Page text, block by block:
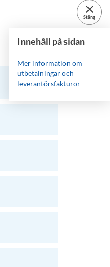
close
Stäng
Innehåll på sidan
Mer information om
utbetalningar och
leverantörsfakturor